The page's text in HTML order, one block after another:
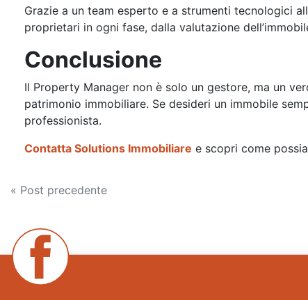
Grazie a un team esperto e a strumenti tecnologici
proprietari in ogni fase, dalla valutazione
Conclusione
Il Property Manager non è solo un gestore, ma un
patrimonio immobiliare. Se desideri un immobile
professionista.
Contatta Solutions Immobiliare e scopri come
Navigazione
« Post precedente